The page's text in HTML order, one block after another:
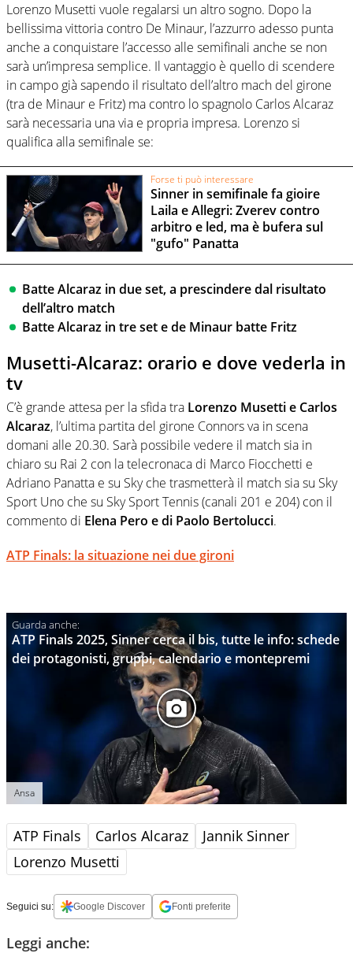
Lorenzo Musetti vuole regalarsi un altro sogno. Dopo la
bellissima vittoria contro De Minaur, l’azzurro adesso punta
anche a conquistare l’accesso alle semifinali anche se non
sarà un’impresa semplice. Il vantaggio è quello di scendere
in campo già sapendo il risultato dell’altro mach del girone
(tra de Minaur e Fritz) ma contro lo spagnolo Carlos Alcaraz
sarà necessaria una via e propria impresa. Lorenzo si
qualifica alla semifinale se:
Forse ti può interessare
Sinner in semifinale fa gioire
Laila e Allegri: Zverev contro
arbitro e led, ma è bufera sul
"gufo" Panatta
Batte Alcaraz in due set, a prescindere dal risultato
dell’altro match
Batte Alcaraz in tre set e de Minaur batte Fritz
Musetti-Alcaraz: orario e dove vederla in
tv
C’è grande attesa per la sfida tra Lorenzo Musetti e Carlos
Alcaraz, l’ultima partita del girone Connors va in scena
domani alle 20.30. Sarà possibile vedere il match sia in
chiaro su Rai 2 con la telecronaca di Marco Fiocchetti e
Adriano Panatta e su Sky che trasmetterà il match sia su Sky
Sport Uno che su Sky Sport Tennis (canali 201 e 204) con il
commento di Elena Pero e di Paolo Bertolucci.
ATP Finals: la situazione nei due gironi
ATP Finals 2025, Sinner cerca il bis, tutte le info: schede
dei protagonisti, gruppi, calendario e montepremi
Ansa
ATP Finals Carlos Alcaraz
Jannik Sinner
Lorenzo Musetti
Seguici su: Google Discover Fonti preferite
Leggi anche: